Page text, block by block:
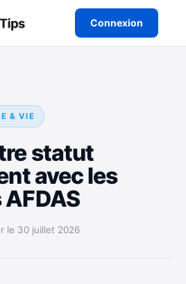
Connexion
& VIE
statut
avec les
le 30 juillet 2026